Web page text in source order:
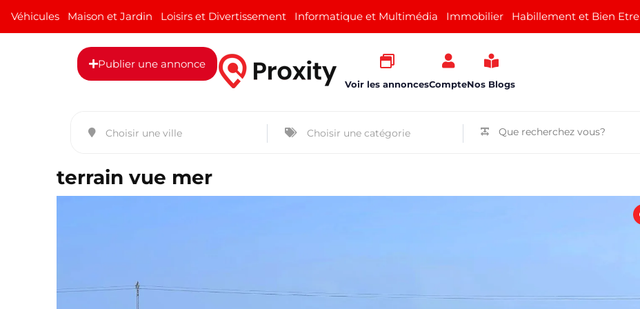
Véhicules Maison et Jardin Loisirs et Divertissement Informatique et Multimédia Immobilier Habillement et Bien Etre
Publier une annonce
Voir les annoncesCompteNos Blogs
terrain vue mer